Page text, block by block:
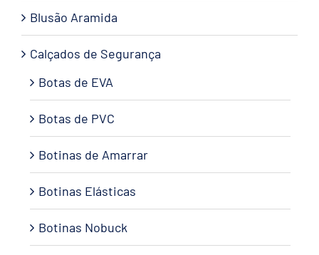
Blusão Aramida
Calçados de Segurança
Botas de EVA
Botas de PVC
Botinas de Amarrar
Botinas Elásticas
Botinas Nobuck